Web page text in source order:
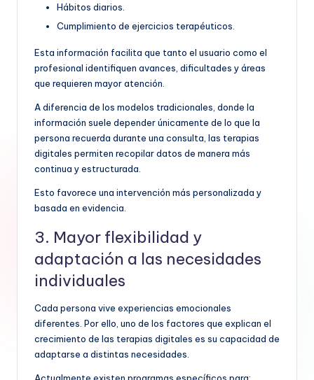
Hábitos diarios.
Cumplimiento de ejercicios terapéuticos.
Esta información facilita que tanto el usuario como el
profesional identifiquen avances, dificultades y áreas
que requieren mayor atención.
A diferencia de los modelos tradicionales, donde la
información suele depender únicamente de lo que la
persona recuerda durante una consulta, las terapias
digitales permiten recopilar datos de manera más
continua y estructurada.
Esto favorece una intervención más personalizada y
basada en evidencia.
3. Mayor flexibilidad y
adaptación a las necesidades
individuales
Cada persona vive experiencias emocionales
diferentes. Por ello, uno de los factores que explican el
crecimiento de las terapias digitales es su capacidad de
adaptarse a distintas necesidades.
Actualmente existen programas específicos para: